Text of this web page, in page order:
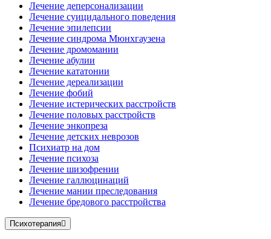
Лечение деперсонализации
Лечение суицидального поведения
Лечение эпилепсии
Лечение синдрома Мюнхгаузена
Лечение дромомании
Лечение абулии
Лечение кататонии
Лечение дереализации
Лечение фобий
Лечение истерических расстройств
Лечение половых расстройств
Лечение энкопреза
Лечение детских неврозов
Психиатр на дом
Лечение психоза
Лечение шизофрении
Лечение галлюцинаций
Лечение мании преследования
Лечение бредового расстройства
Психотерапия